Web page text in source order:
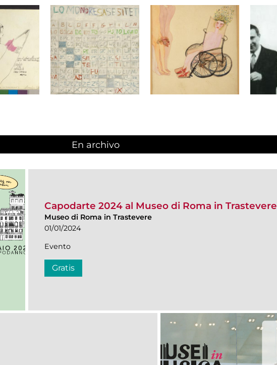
En archivo
Capodarte 2024 al Museo di Roma in Trastevere
Museo di Roma in Trastevere
01/01/2024
Evento
Gratis